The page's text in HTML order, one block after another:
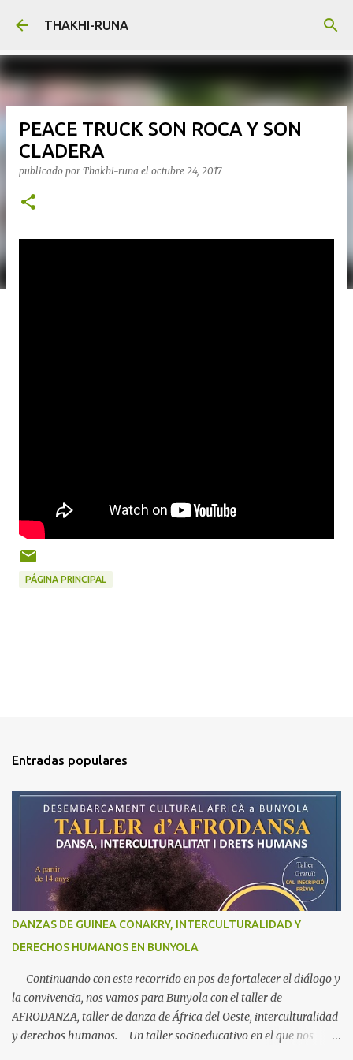
Ir al contenido principal
THAKHI-RUNA
PEACE TRUCK SON ROCA Y SON
CLADERA
publicado por Thakhi-runa el octubre 24, 2017
PÁGINA PRINCIPAL
Entradas populares
DANZAS DE GUINEA CONAKRY, INTERCULTURALIDAD Y
DERECHOS HUMANOS EN BUNYOLA
Continuando con este recorrido en pos de fortalecer el diálogo y
la convivencia, nos vamos para Bunyola con el taller de
AFRODANZA, taller de danza de África del Oeste, interculturalidad
y derechos humanos. Un taller socioeducativo en el que nos